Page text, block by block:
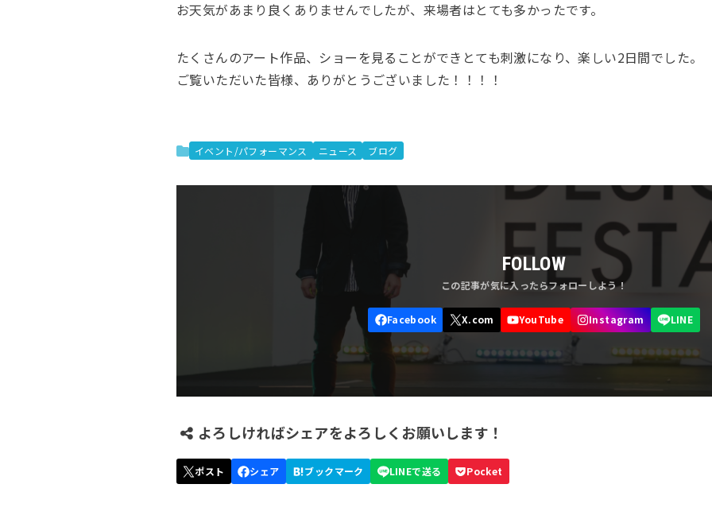
お天気があまり良くありませんでしたが、来場者はとても多かったです。
たくさんのアート作品、ショーを見ることができとても刺激になり、楽しい2日間でした。
ご覧いただいた皆様、ありがとうございました！！！！
イベント/パフォーマンス ニュース ブログ
FOLLOW
よろしければシェアをよろしくお願いします！